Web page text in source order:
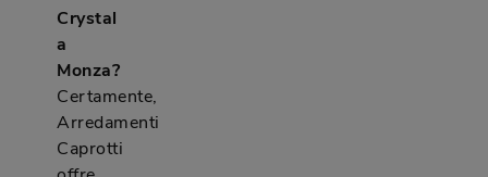
Crystal
a
Monza?
Certamente,
Arredamenti
Caprotti